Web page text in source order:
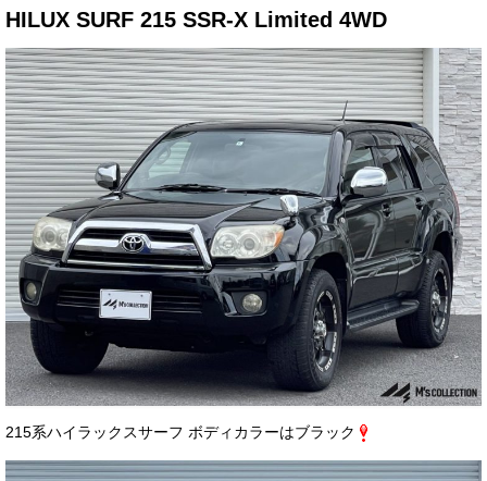
店舗情報
店舗情報
会社概要
トップメッセージ
スタッフ紹介
ブログ
イベント
ニュース
スタッフブログ
お問い合わせ
HILUX SURF 215 SSR-X Limited 4WD
215系ハイラックスサーフ ボディカラーはブラック